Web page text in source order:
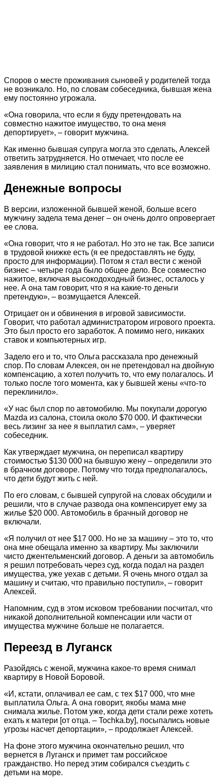
Споров о месте проживания сыновей у родителей тогда
не возникало. Но, по словам собеседника, бывшая жена
ему постоянно угрожала.
«Она говорила, что если я буду претендовать на
совместно нажитое имущество, то она меня
депортирует», – говорит мужчина.
Как именно бывшая супруга могла это сделать, Алексей
ответить затрудняется. Но отмечает, что после ее
заявления в милицию стал понимать, что все возможно.
Денежные вопросы
В версии, изложенной бывшей женой, больше всего
мужчину задела тема денег – он очень долго опровергает
ее слова.
«Она говорит, что я не работал. Но это не так. Все записи
в трудовой книжке есть (я ее предоставлять не буду,
просто для информации). Потом я стал вести с женой
бизнес – четыре года было общее дело. Все совместно
нажитое, включая высокодоходный бизнес, осталось у
нее. А она там говорит, что я на какие-то деньги
претендую», – возмущается Алексей.
Отрицает он и обвинения в игровой зависимости.
Говорит, что работал администратором игрового проекта.
Это был просто его заработок. А помимо него, никаких
ставок и компьютерных игр.
Задело его и то, что Ольга рассказала про денежный
спор. По словам Алексея, он не претендовал на двойную
компенсацию, а хотел получить то, что ему полагалось. И
только после того момента, как у бывшей жены «что-то
переклинило».
«У нас был спор по автомобилю. Мы покупали дорогую
Mazda из салона, стоила около $70 000. И фактически
весь лизинг за нее я выплатил сам», – уверяет
собеседник.
Как утверждает мужчина, он переписал квартиру
стоимостью $130 000 на бывшую жену – определили это
в брачном договоре. Потому что тогда предполагалось,
что дети будут жить с ней.
По его словам, с бывшей супругой на словах обсудили и
решили, что в случае развода она компенсирует ему за
жилье $20 000. Автомобиль в брачный договор не
включали.
«Я получил от нее $17 000. Но не за машину – это то, что
она мне обещала именно за квартиру. Мы заключили
чисто джентельменский договор. А деньги за автомобиль
я решил потребовать через суд, когда подал на раздел
имущества, уже уехав с детьми. Я очень много отдал за
машину и считаю, что правильно поступил», – говорит
Алексей.
Напомним, суд в этом исковом требовании посчитал, что
никакой дополнительной компенсации или части от
имущества мужчине больше не полагается.
Переезд в Луганск
Разойдясь с женой, мужчина какое-то время снимал
квартиру в Новой Боровой.
«И, кстати, оплачивал ее сам, с тех $17 000, что мне
выплатила Ольга. А она говорит, якобы мама мне
снимала жилье. Потом уже, когда дети стали реже хотеть
ехать к матери [от отца. – Tochka.by], посыпались новые
угрозы насчет депортации», – продолжает Алексей.
На фоне этого мужчина окончательно решил, что
вернется в Луганск и примет там российское
гражданство. Но перед этим собирался съездить с
детьми на море.